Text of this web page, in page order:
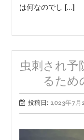
は何なのでし […]
虫刺され予
るため
投稿日: 2023年7月